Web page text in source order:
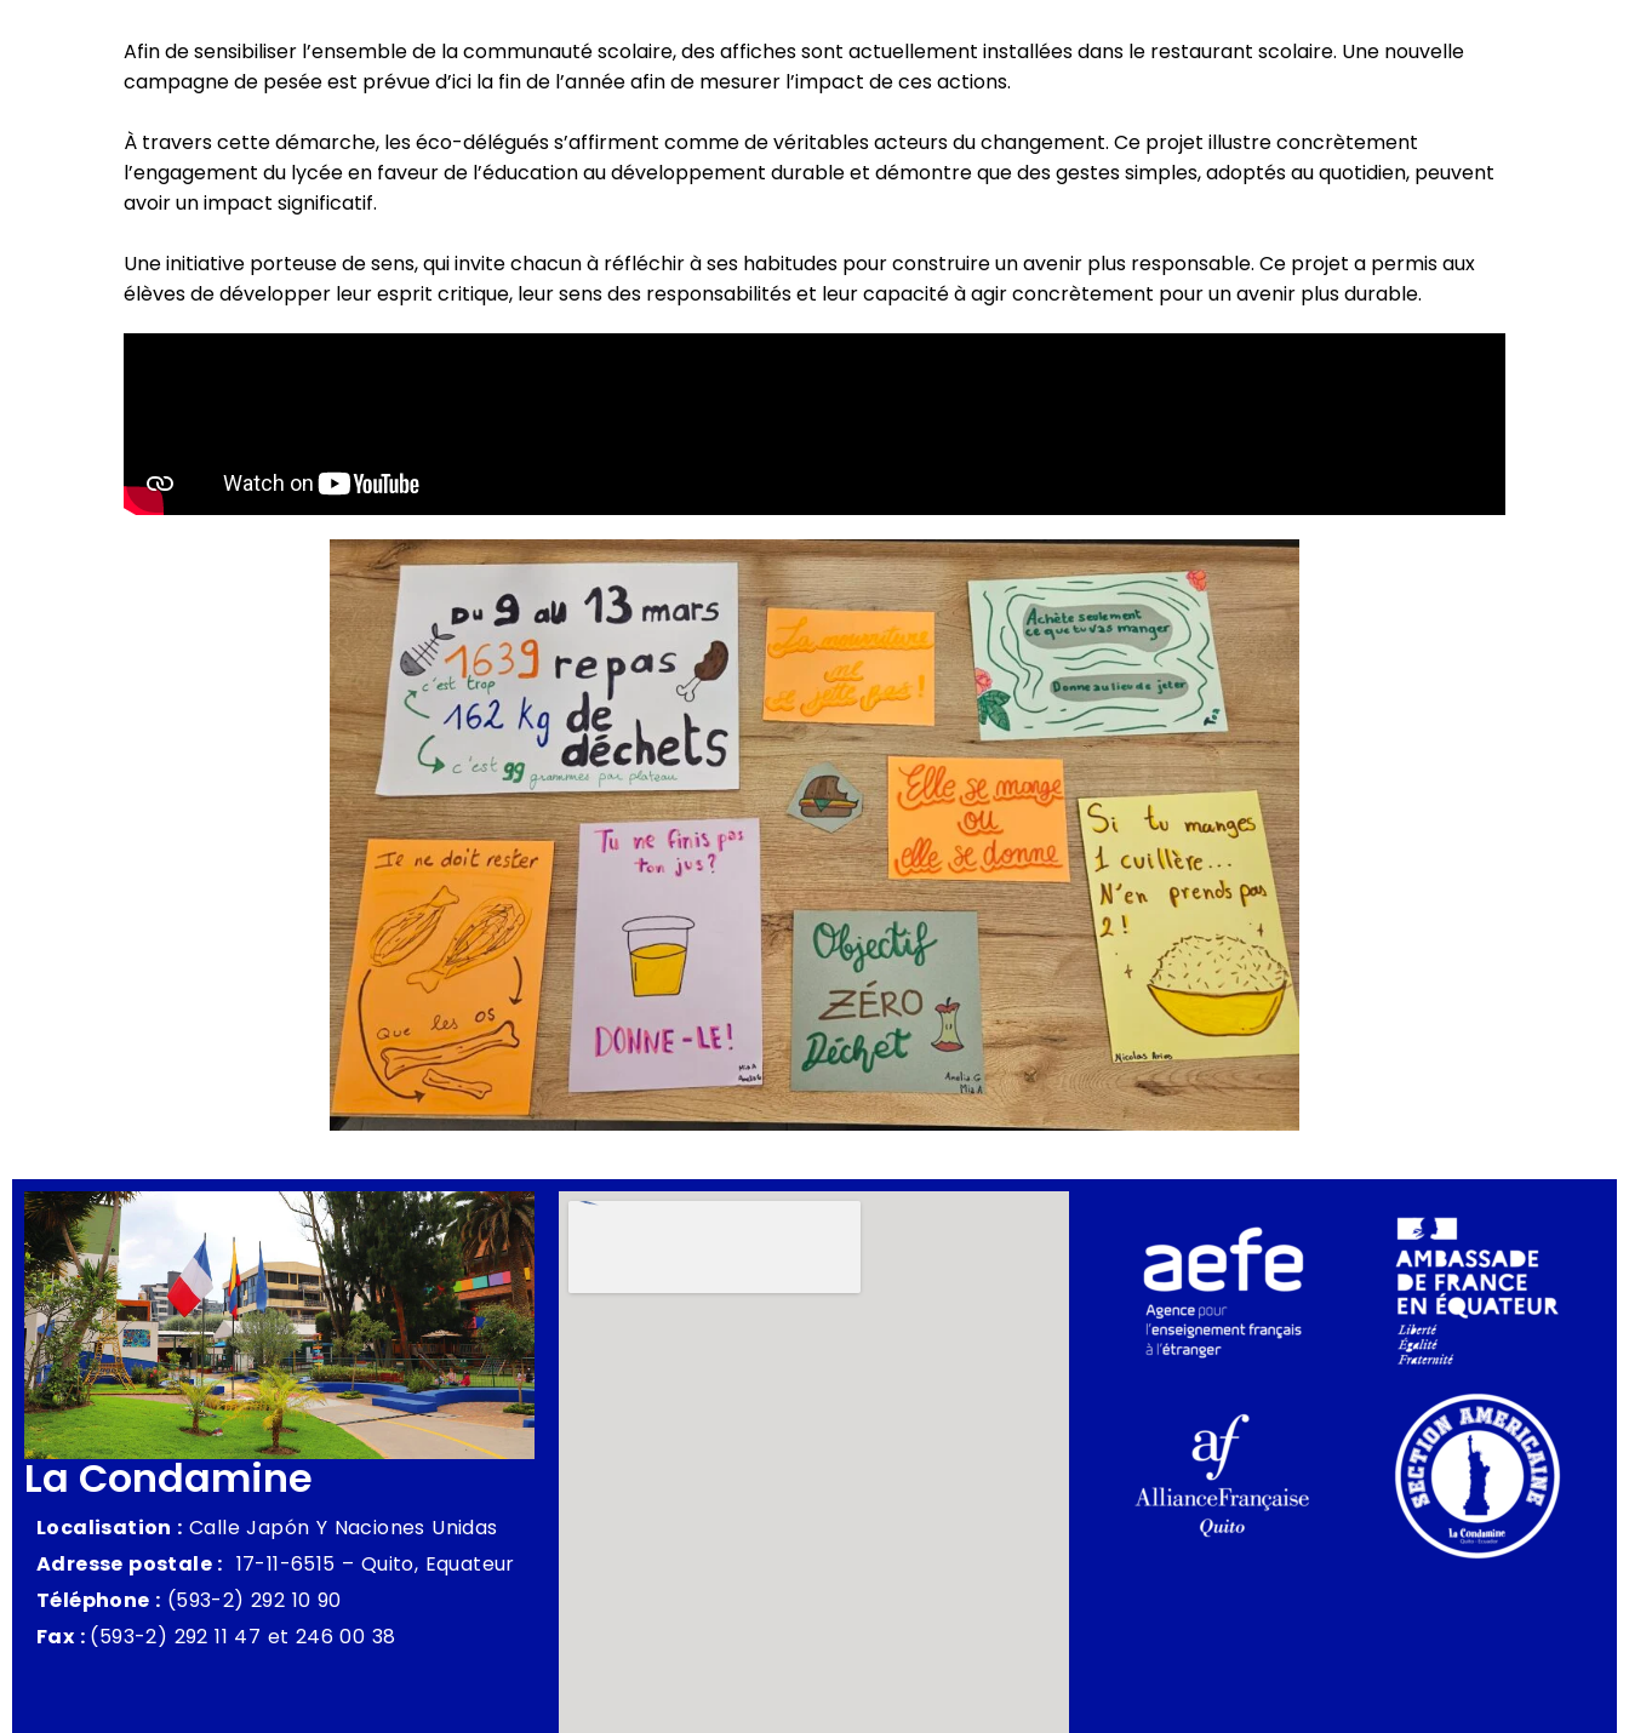
Afin de sensibiliser l’ensemble de la communauté scolaire, des affiches sont actuellement installées dans le restaurant scolaire. Une nouvelle
campagne de pesée est prévue d’ici la fin de l’année afin de mesurer l’impact de ces actions.
À travers cette démarche, les éco-délégués s’affirment comme de véritables acteurs du changement. Ce projet illustre concrètement
l’engagement du lycée en faveur de l’éducation au développement durable et démontre que des gestes simples, adoptés au quotidien, peuvent
avoir un impact significatif.
Une initiative porteuse de sens, qui invite chacun à réfléchir à ses habitudes pour construire un avenir plus responsable. Ce projet a permis aux
élèves de développer leur esprit critique, leur sens des responsabilités et leur capacité à agir concrètement pour un avenir plus durable.
La Condamine
Localisation : Calle Japón Y Naciones Unidas
Adresse postale : 17-11-6515 – Quito, Equateur
Téléphone : (593-2) 292 10 90
Fax : (593-2) 292 11 47 et 246 00 38